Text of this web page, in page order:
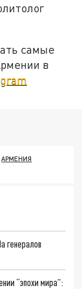
самые
в
АРМЕНИЯ
генералов
“эпохи мира”: